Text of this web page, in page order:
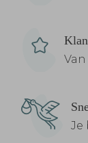
Je